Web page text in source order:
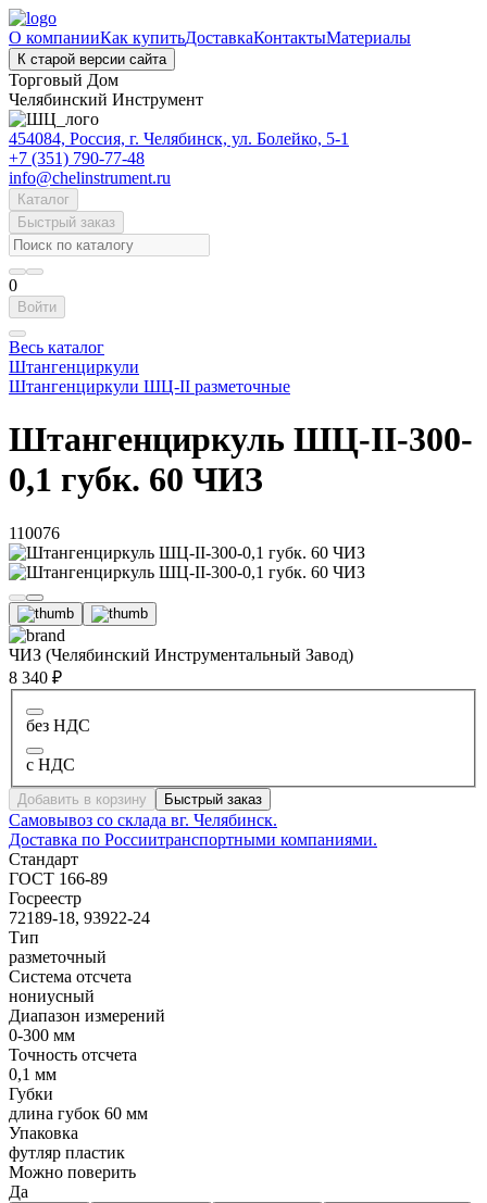
О компанииКак купитьДоставкаКонтактыМатериалы
К старой версии сайта
Торговый Дом
Челябинский Инструмент
454084, Россия, г. Челябинск, ул. Болейко, 5-1
+7 (351) 790-77-48
info@chelinstrument.ru
Каталог
Быстрый заказ
0
Войти
Весь каталог
Штангенциркули
Штангенциркули ШЦ-II разметочные
Штангенциркуль ШЦ-II-300-
0,1 губк. 60 ЧИЗ
110076
ЧИЗ (Челябинский Инструментальный Завод)
8 340 ₽
без НДС
с НДС
Добавить в корзину Быстрый заказ
Самовывоз со склада вг. Челябинск.
Доставка по Россиитранспортными компаниями.
Стандарт
ГОСТ 166-89
Госреестр
72189-18, 93922-24
Тип
разметочный
Система отсчета
нониусный
Диапазон измерений
0-300 мм
Точность отсчета
0,1 мм
Губки
длина губок 60 мм
Упаковка
футляр пластик
Можно поверить
Да